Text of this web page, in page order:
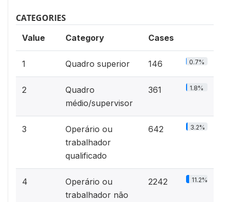
CATEGORIES
Value Category Cases
1 Quadro superior 146 0.7%
2
Quadro
médio/supervisor
361 1.8%
3
Operário ou
trabalhador
qualificado
642 3.2%
4
Operário ou
trabalhador não
2242 11.2%